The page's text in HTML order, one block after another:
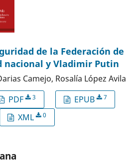
de la Federación de
nacional y Vladimir Putin
Camejo, Rosalía López Avila
PDF 3 EPUB 7
XML 0